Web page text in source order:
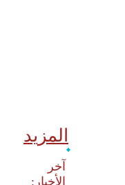
المزيد
‫آخر